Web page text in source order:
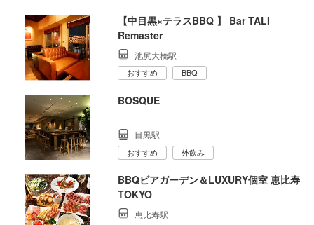
【中目黒×テラスBBQ 】 Bar TALI
Remaster
池尻大橋駅
おすすめ BBQ
BOSQUE
目黒駅
おすすめ 外飲み
BBQビアガーデン＆LUXURY個室 恵比寿
TOKYO
恵比寿駅